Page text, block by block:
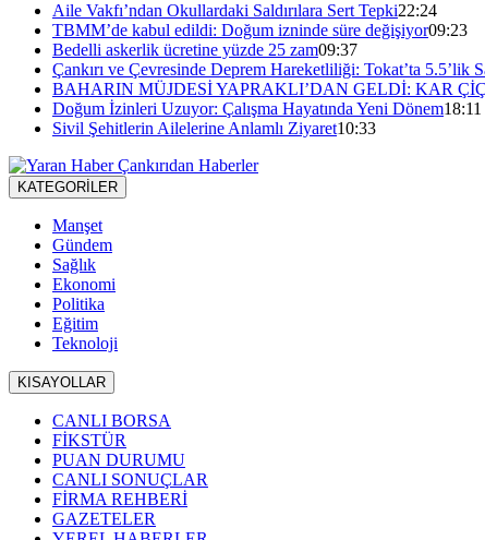
Aile Vakfı’ndan Okullardaki Saldırılara Sert Tepki22:24
TBMM’de kabul edildi: Doğum izninde süre değişiyor09:23
Bedelli askerlik ücretine yüzde 25 zam09:37
Çankırı ve Çevresinde Deprem Hareketliliği: Tokat’ta 5.5’lik
BAHARIN MÜJDESİ YAPRAKLI’DAN GELDİ: KAR
Doğum İzinleri Uzuyor: Çalışma Hayatında Yeni Dönem18:11
Sivil Şehitlerin Ailelerine Anlamlı Ziyaret10:33
KATEGORİLER
Manşet
Gündem
Sağlık
Ekonomi
Politika
Eğitim
Teknoloji
KISAYOLLAR
CANLI BORSA
FİKSTÜR
PUAN DURUMU
CANLI SONUÇLAR
FİRMA REHBERİ
GAZETELER